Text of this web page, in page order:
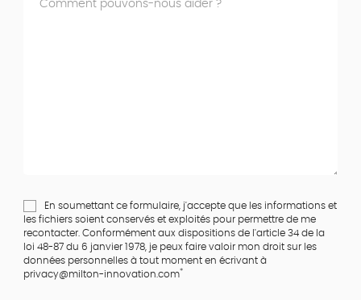
En soumettant ce formulaire, j'accepte que les informations et
les fichiers soient conservés et exploités pour permettre de me
recontacter. Conformément aux dispositions de l'article 34 de la
loi 48-87 du 6 janvier 1978, je peux faire valoir mon droit sur les
données personnelles à tout moment en écrivant à
privacy@milton-innovation.com*